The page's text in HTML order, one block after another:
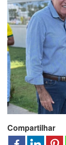
Compartilhar